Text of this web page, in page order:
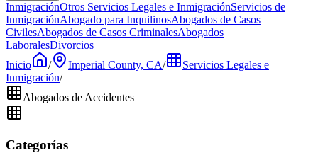
InmigraciónOtros Servicios Legales e InmigraciónServicios de
InmigraciónAbogado para InquilinosAbogados de Casos
CivilesAbogados de Casos CriminalesAbogados
LaboralesDivorcios
Inicio
/ Imperial County, CA/
Servicios Legales e
Inmigración/
Abogados de Accidentes
Categorías